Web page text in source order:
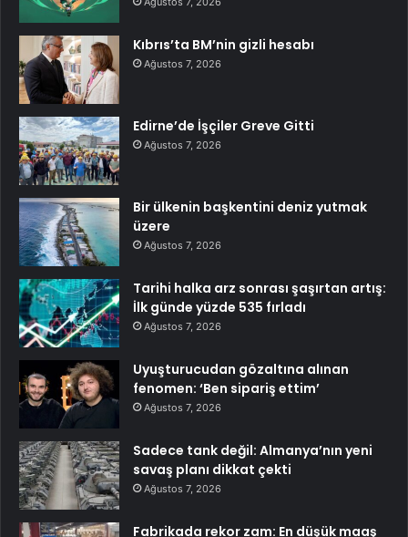
Kıbrıs’ta BM’nin gizli hesabı
Ağustos 7, 2026
Edirne’de İşçiler Greve Gitti
Ağustos 7, 2026
Bir ülkenin başkentini deniz yutmak
üzere
Ağustos 7, 2026
Tarihi halka arz sonrası şaşırtan artış:
İlk günde yüzde 535 fırladı
Ağustos 7, 2026
Uyuşturucudan gözaltına alınan
fenomen: ‘Ben sipariş ettim’
Ağustos 7, 2026
Sadece tank değil: Almanya’nın yeni
savaş planı dikkat çekti
Ağustos 7, 2026
Fabrikada rekor zam: En düşük maaş